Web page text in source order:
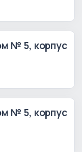
№ 5, корпус
№ 5, корпус